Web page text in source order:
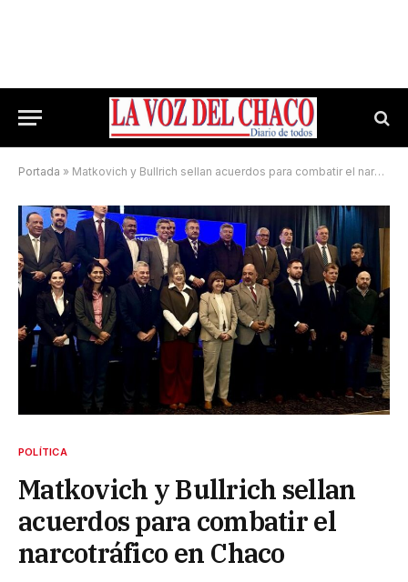
Portada » Matkovich y Bullrich sellan acuerdos para combatir el narcotráfico en Chaco
POLÍTICA
Matkovich y Bullrich sellan
acuerdos para combatir el
narcotráfico en Chaco